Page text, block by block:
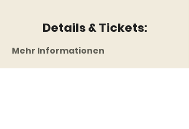
Details & Tickets:
Mehr Informationen